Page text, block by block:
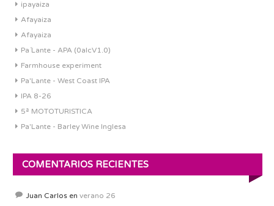
ipayaiza
Afayaiza
Afayaiza
Pa´Lante - APA (0alcV1.0)
Farmhouse experiment
Pa'Lante - West Coast IPA
IPA 8-26
5ª MOTOTURISTICA
Pa'Lante - Barley Wine Inglesa
COMENTARIOS RECIENTES
Juan Carlos en verano 26